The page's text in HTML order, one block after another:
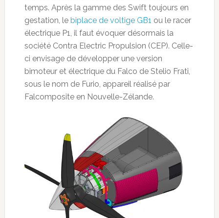
temps. Après la gamme des Swift toujours en
gestation, le biplace de voltige GB1 ou le racer
électrique P1, il faut évoquer désormais la
société Contra Electric Propulsion (CEP). Celle-
ci envisage de développer une version
bimoteur et électrique du Falco de Stelio Frati,
sous le nom de Furio, appareil réalisé par
Falcomposite en Nouvelle-Zélande.